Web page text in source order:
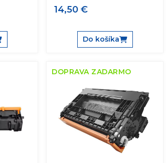
14,50 €
Do košíka
DOPRAVA ZADARMO